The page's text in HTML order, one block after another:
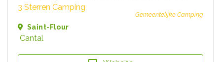
3 Sterren Camping
Gemeentelijke Camping
Saint-Flour
Cantal